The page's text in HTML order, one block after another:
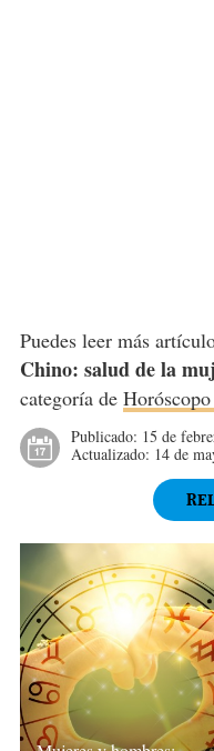
Puedes leer más
Chino: salud de la
categoría de
Publicado: 15 de
Actualizado: 14 de